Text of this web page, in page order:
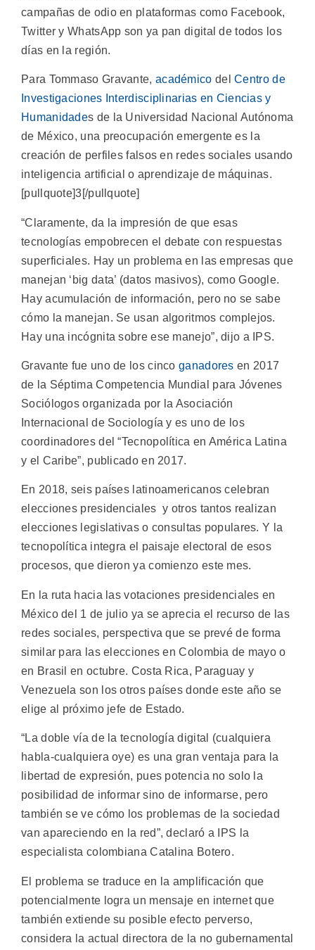
campañas de odio en plataformas como Facebook,
Twitter y WhatsApp son ya pan digital de todos los
días en la región.
Para Tommaso Gravante, académico delCentro de
Investigaciones Interdisciplinarias en Ciencias y
Humanidades de la Universidad Nacional Autónoma
de México, una preocupación emergente es la
creación de perfiles falsos en redes sociales usando
inteligencia artificial o aprendizaje de máquinas.
[pullquote]3[/pullquote]
“Claramente, da la impresión de que esas
tecnologías empobrecen el debate con respuestas
superficiales. Hay un problema en las empresas que
manejan ‘big data’ (datos masivos), como Google.
Hay acumulación de información, pero no se sabe
cómo la manejan. Se usan algoritmos complejos.
Hay una incógnita sobre ese manejo”, dijo a IPS.
Gravante fue uno de los cincoganadores en 2017
de la Séptima Competencia Mundial para Jóvenes
Sociólogos organizada por la Asociación
Internacional de Sociología y es uno de los
coordinadores del “Tecnopolítica en América Latina
y el Caribe”, publicado en 2017.
En 2018, seis países latinoamericanos celebran
elecciones presidenciales y otros tantos realizan
elecciones legislativas o consultas populares. Y la
tecnopolítica integra el paisaje electoral de esos
procesos, que dieron ya comienzo este mes.
En la ruta hacia las votaciones presidenciales en
México del 1 de julio ya se aprecia el recurso de las
redes sociales, perspectiva que se prevé de forma
similar para las elecciones en Colombia de mayo o
en Brasil en octubre. Costa Rica, Paraguay y
Venezuela son los otros países donde este año se
elige al próximo jefe de Estado.
“La doble vía de la tecnología digital (cualquiera
habla-cualquiera oye) es una gran ventaja para la
libertad de expresión, pues potencia no solo la
posibilidad de informar sino de informarse, pero
también se ve cómo los problemas de la sociedad
van apareciendo en la red”, declaró a IPS la
especialista colombiana Catalina Botero.
El problema se traduce en la amplificación que
potencialmente logra un mensaje en internet que
también extiende su posible efecto perverso,
considera la actual directora de la no gubernamental